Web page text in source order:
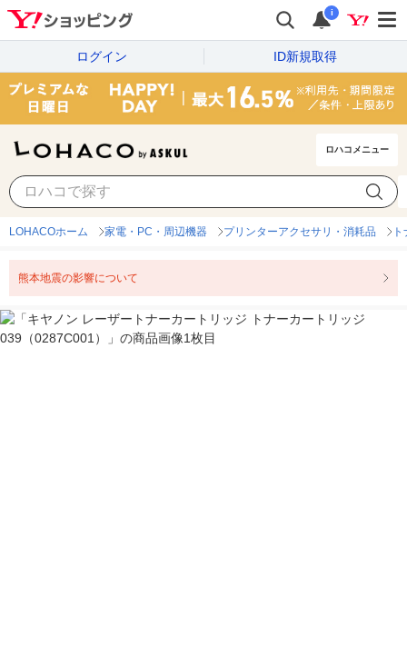
i
ログイン ID新規取得
ロハコメニュー
LOHACOホーム 家電・PC・周辺機器 プリンターアクセサリ・消耗品
熊本地震の影響について